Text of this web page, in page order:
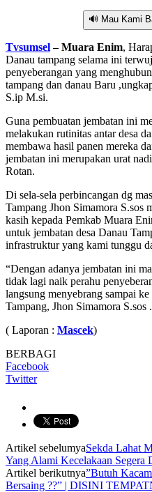
🔊 Mau Kami
Tvsumsel– Muara Enim,
Danau tampang selama ini
penyeberangan yang
tampang dan danau Baru
S.ip M.si.
Guna pembuatan jembatan ini
melakukan rutinitas antar desa
membawa hasil panen mereka
jembatan ini merupakan urat
Rotan.
Di sela-sela perbincangan dg
Tampang Jhon Simamora S.sos
kasih kepada Pemkab Muara
untuk jembatan desa Danau
infrastruktur yang kami tunggu
“Dengan adanya jembatan ini
tidak lagi naik perahu
langsung menyebrang sampai
Tampang, Jhon Simamora S.sos .
( Laporan : Mascek)
BERBAGI
Facebook
Twitter
Artikel sebelumyaSekda Lahat
Yang Alami Kecelakaan Segera
Artikel berikutnya”Butuh
Bersaing ??” | DISINI